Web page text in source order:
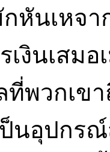
หันเหจ
งินเสมอ
ที่พวกเ
ป็นอุปกร